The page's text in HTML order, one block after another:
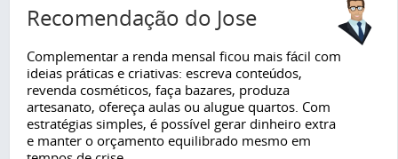
Recomendação do Jose
Complementar a renda mensal ficou mais fácil com
ideias práticas e criativas: escreva conteúdos,
revenda cosméticos, faça bazares, produza
artesanato, ofereça aulas ou alugue quartos. Com
estratégias simples, é possível gerar dinheiro extra
e manter o orçamento equilibrado mesmo em